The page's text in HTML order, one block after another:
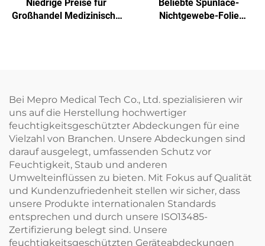
Niedrige Preise für
Großhandel Medizinische
Beliebte Spunlace-
Nichtgewebe-Folie
Bei Mepro Medical Tech Co., Ltd. spezialisieren wir
uns auf die Herstellung hochwertiger
feuchtigkeitsgeschützter Abdeckungen für eine
Vielzahl von Branchen. Unsere Abdeckungen sind
darauf ausgelegt, umfassenden Schutz vor
Feuchtigkeit, Staub und anderen
Umwelteinflüssen zu bieten. Mit Fokus auf Qualität
und Kundenzufriedenheit stellen wir sicher, dass
unsere Produkte internationalen Standards
entsprechen und durch unsere ISO13485-
Zertifizierung belegt sind. Unsere
feuchtigkeitsgeschützten Geräteabdeckungen